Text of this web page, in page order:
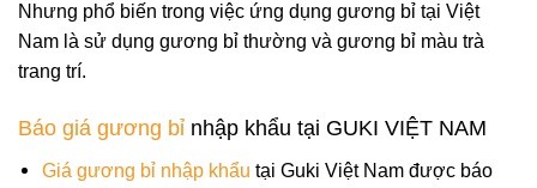
Nhưng phổ biến trong việc ứng dụng gương bỉ tại Việt
Nam là sử dụng gương bỉ thường và gương bỉ màu trà
trang trí.
Báo giá gương bỉ nhập khẩu tại GUKI VIỆT NAM
Giá gương bỉ nhập khẩu tại Guki Việt Nam được báo